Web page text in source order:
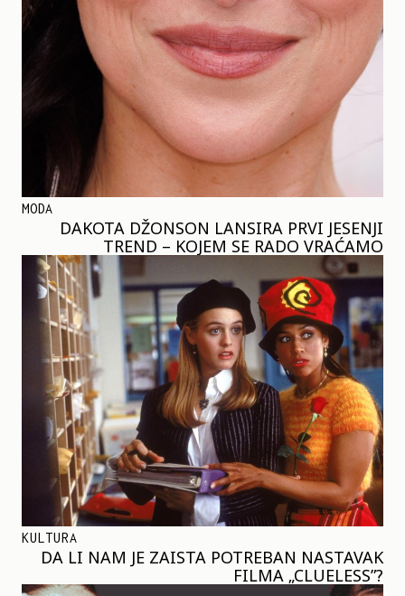
MODA
DAKOTA DŽONSON LANSIRA PRVI JESENJI
TREND – KOJEM SE RADO VRAĆAMO
KULTURA
DA LI NAM JE ZAISTA POTREBAN NASTAVAK
FILMA „CLUELESS”?